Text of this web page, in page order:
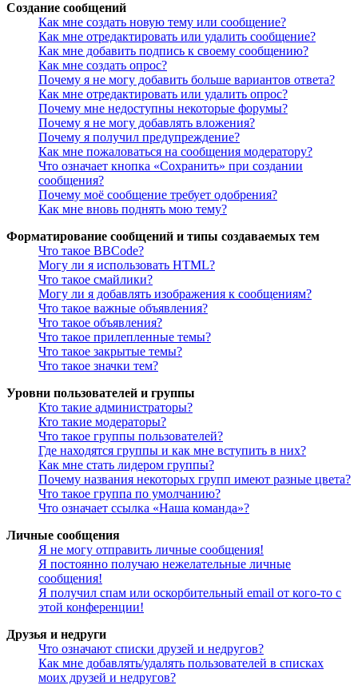
Создание сообщений
Как мне создать новую тему или сообщение?
Как мне отредактировать или удалить сообщение?
Как мне добавить подпись к своему сообщению?
Как мне создать опрос?
Почему я не могу добавить больше вариантов ответа?
Как мне отредактировать или удалить опрос?
Почему мне недоступны некоторые форумы?
Почему я не могу добавлять вложения?
Почему я получил предупреждение?
Как мне пожаловаться на сообщения модератору?
Что означает кнопка «Сохранить» при создании
сообщения?
Почему моё сообщение требует одобрения?
Как мне вновь поднять мою тему?
Форматирование сообщений и типы создаваемых тем
Что такое BBCode?
Могу ли я использовать HTML?
Что такое смайлики?
Могу ли я добавлять изображения к сообщениям?
Что такое важные объявления?
Что такое объявления?
Что такое прилепленные темы?
Что такое закрытые темы?
Что такое значки тем?
Уровни пользователей и группы
Кто такие администраторы?
Кто такие модераторы?
Что такое группы пользователей?
Где находятся группы и как мне вступить в них?
Как мне стать лидером группы?
Почему названия некоторых групп имеют разные цвета?
Что такое группа по умолчанию?
Что означает ссылка «Наша команда»?
Личные сообщения
Я не могу отправить личные сообщения!
Я постоянно получаю нежелательные личные
сообщения!
Я получил спам или оскорбительный email от кого-то с
этой конференции!
Друзья и недруги
Что означают списки друзей и недругов?
Как мне добавлять/удалять пользователей в списках
моих друзей и недругов?